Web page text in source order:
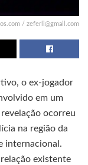
/ zeferli@gmail.com
o ex-jogador
em um
revelação ocorreu
na região da
internacional.
existente